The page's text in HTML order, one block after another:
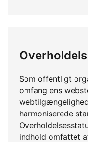
Som offentligt
omfang ens
harmoniserede
indhold omfattet